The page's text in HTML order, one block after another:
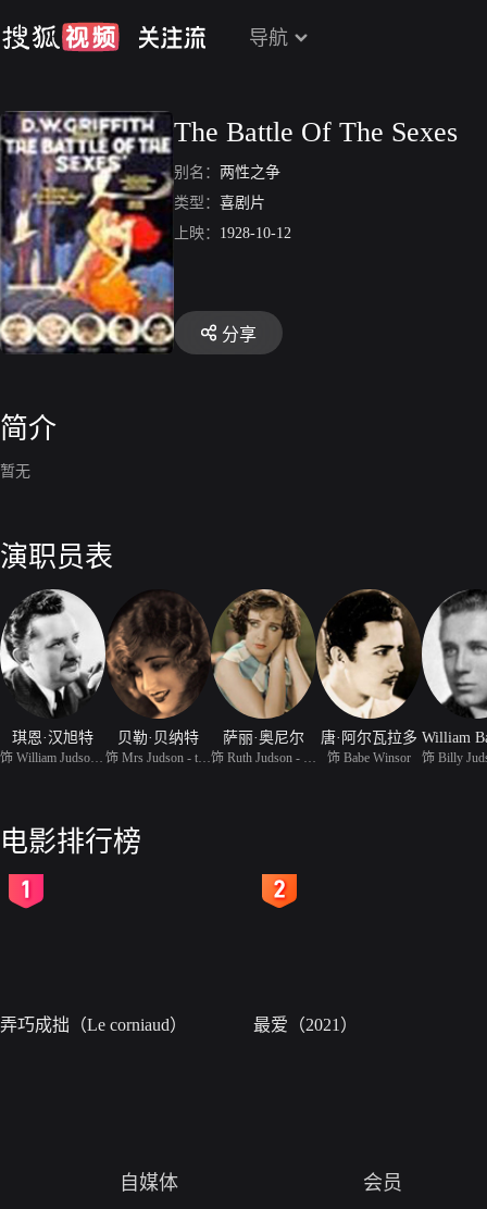
导航
The Battle Of The Sexes
别名： 两性之争
类型： 喜剧片
上映： 1928-10-12
分享
简介
暂无
演职员表
琪恩·汉旭特 贝勒·贝纳特
饰 Mrs Judson - the Mot
萨丽·奥尼尔 唐·阿尔瓦拉多
饰 Babe Winsor
电影排行榜
弄巧成拙（Le corniaud） 最爱（2021）
自媒体 会员